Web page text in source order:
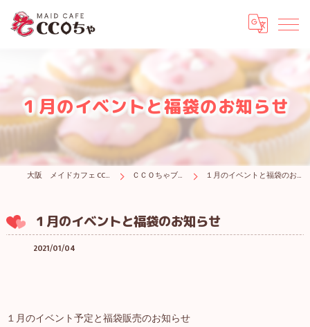
１月のイベントと福袋のお知らせ
大阪 メイドカフェ CCOちゃ ＣＣＯちゃブログ １月のイベントと福袋のお知らせ
１月のイベントと福袋のお知らせ
2021/01/04
１月のイベント予定と福袋販売のお知らせ